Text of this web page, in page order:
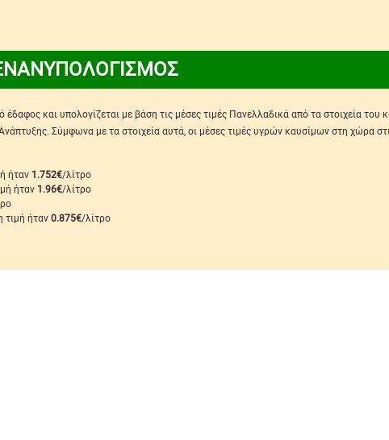
και υπολογίζεται με βάση τις μέσες τιμές Πανελλαδικά από τα στοιχεία του
Σύμφωνα με τα στοιχεία αυτά, οι μέσες τιμές υγρών καυσίμων στη χώρα
ήταν 1.752€/λίτρο
ήταν 1.96€/λίτρο
τιμή ήταν 0.875€/λίτρο